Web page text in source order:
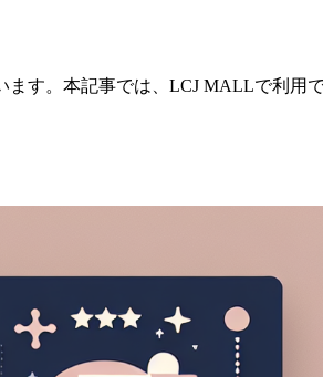
す。本記事では、LCJ MALLで利用